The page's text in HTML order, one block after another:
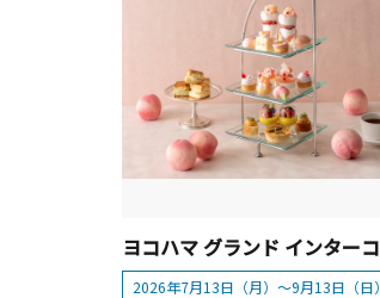
2026年7月13日（月）～9月13日（日）